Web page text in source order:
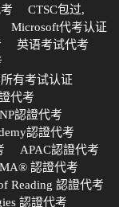
CTSC包过,
Microsoft代考认证
英语考试代考
所有考试认证
代考
認證代考
認證代考
APAC認證代考
認證代考
Reading 認證代考
認證代考